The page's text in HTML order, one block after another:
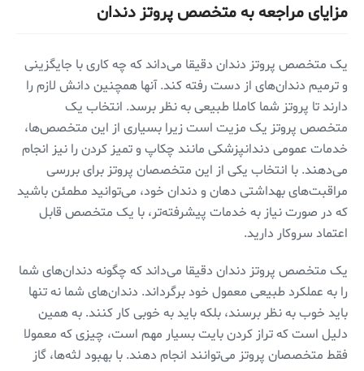
مزایای مراجعه به متخصص پروتز دندان
یک متخصص پروتز دندان دقیقا می‌داند که چه کاری با جایگزینی
و ترمیم دندان‌های از دست رفته کند. آنها همچنین دانش لازم را
دارند تا پروتز شما کاملا طبیعی به نظر برسد. انتخاب یک
متخصص پروتز یک مزیت است زیرا بسیاری از این متخصص‌ها،
خدمات عمومی دندانپزشکی مانند چکاپ و تمیز کردن را نیز انجام
می‌دهند. با انتخاب یکی از این متخصصان پروتز برای بررسی
مراقبت‌های بهداشتی دهان و دندان خود، می‌توانید مطمئن باشید
که در صورت نیاز به خدمات پیشرفته‌تر، با یک متخصص قابل
اعتماد سروکار دارید.
یک متخصص پروتز دندان دقیقا می‌داند که چگونه دندان‌های شما
را به عملکرد طبیعی معمول خود برگرداند. دندان‌های شما نه تنها
باید خوب به نظر برسند، بلکه باید به خوبی کار کنند. به همین
دلیل است که تراز کردن بایت بسیار مهم است، چیزی که معمولا
فقط متخصصان پروتز می‌توانند انجام دهند. با بهبود لثه‌ها، گاز